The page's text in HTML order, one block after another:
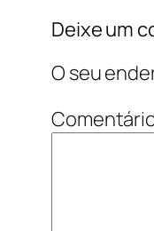
Deixe um
O seu